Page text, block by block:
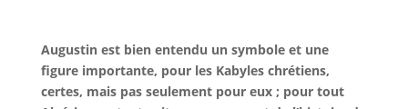
Augustin est bien entendu un symbole et une
figure importante, pour les Kabyles chrétiens,
certes, mais pas seulement pour eux ; pour tout